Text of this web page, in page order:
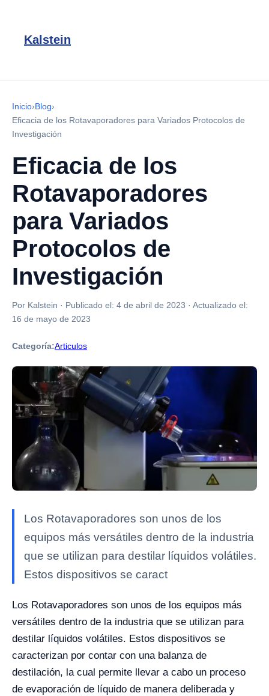
Kalstein
Inicio›Blog›
Eficacia de los Rotavaporadores para Variados Protocolos de
Investigación
Eficacia de los
Rotavaporadores
para Variados
Protocolos de
Investigación
Por Kalstein · Publicado el: 4 de abril de 2023 · Actualizado el:
16 de mayo de 2023
Categoría:Articulos
Los Rotavaporadores son unos de los
equipos más versátiles dentro de la industria
que se utilizan para destilar líquidos volátiles.
Estos dispositivos se caract
Los Rotavaporadores son unos de los equipos más
versátiles dentro de la industria que se utilizan para
destilar líquidos volátiles. Estos dispositivos se
caracterizan por contar con una balanza de
destilación, la cual permite llevar a cabo un proceso
de evaporación de líquido de manera deliberada y